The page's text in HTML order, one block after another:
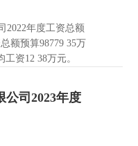
2022年度工资总额
额预算98779 35万
资12 38万元。
公司2023年度